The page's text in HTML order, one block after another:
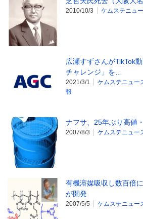
2010/10/3 ケムステニュ
広瀬すずさんがTikTok
チャレンジ」を…
2021/3/1 ケムステニュー
報
ナフサ、25年ぶり高値
2007/8/3 ケムステニュー
有機溶媒吸収し数百倍
が開発
2007/5/5 ケムステニュー